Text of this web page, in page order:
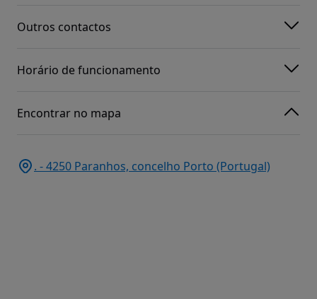
Outros contactos
Horário de funcionamento
Encontrar no mapa
. - 4250 Paranhos, concelho Porto (Portugal)